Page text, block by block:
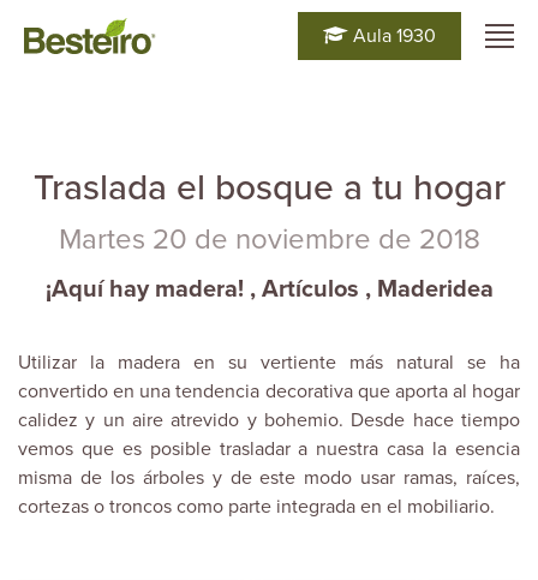
Aula 1930
Traslada el bosque a tu hogar
Martes 20 de noviembre de 2018
¡Aquí hay madera! , Artículos , Maderidea
Utilizar la madera en su vertiente más natural se ha
convertido en una tendencia decorativa que aporta al hogar
calidez y un aire atrevido y bohemio. Desde hace tiempo
vemos que es posible trasladar a nuestra casa la esencia
misma de los árboles y de este modo usar ramas, raíces,
cortezas o troncos como parte integrada en el mobiliario.